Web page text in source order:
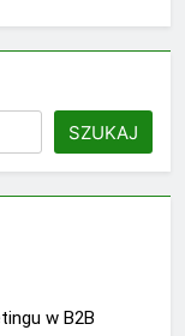
SZUKAJ
w B2B